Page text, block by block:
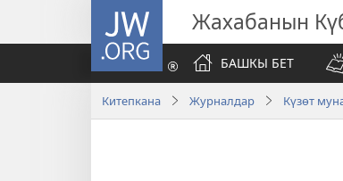
JW.ORG Жахабанын
БАШКЫ БЕТ
Китепкана Журналдар Күзөт